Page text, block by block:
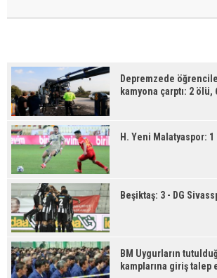
Depremzede
kamyona çarptı: 2 ölü,
H. Yeni Malatyaspor:
Beşiktaş: 3 - DG
BM Uygurların
kamplarına giriş talep